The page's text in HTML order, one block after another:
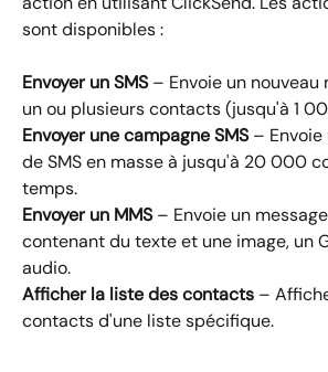
sont disponibles :
Envoyer un SMS – Envoie un nouveau
un ou plusieurs contacts (jusqu'à 1
Envoyer une campagne SMS – Envoie
de SMS en masse à jusqu'à 20 000
temps.
Envoyer un MMS – Envoie un
contenant du texte et une image, un
audio.
Afficher la liste des contacts –
contacts d'une liste spécifique.